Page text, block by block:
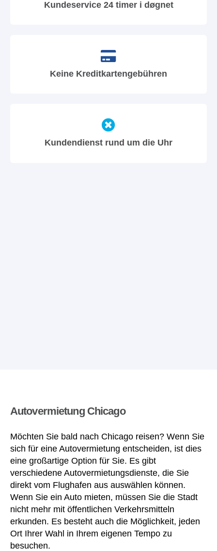
Kundeservice 24 timer i døgnet
Keine Kreditkartengebühren
Kundendienst rund um die Uhr
Autovermietung Chicago
Möchten Sie bald nach Chicago reisen? Wenn Sie
sich für eine Autovermietung entscheiden, ist dies
eine großartige Option für Sie. Es gibt
verschiedene Autovermietungsdienste, die Sie
direkt vom Flughafen aus auswählen können.
Wenn Sie ein Auto mieten, müssen Sie die Stadt
nicht mehr mit öffentlichen Verkehrsmitteln
erkunden. Es besteht auch die Möglichkeit, jeden
Ort Ihrer Wahl in Ihrem eigenen Tempo zu
besuchen.